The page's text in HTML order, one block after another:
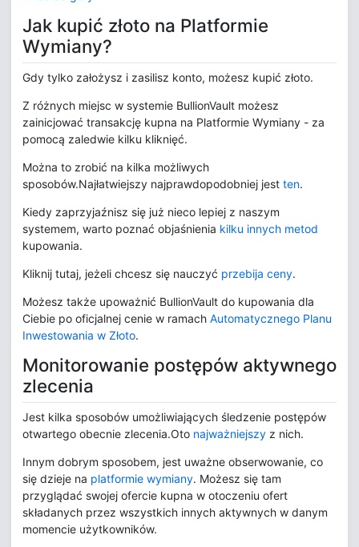
Jak kupić złoto na Platformie
Wymiany?
Gdy tylko założysz i zasilisz konto, możesz kupić złoto.
Z różnych miejsc w systemie BullionVault możesz
zainicjować transakcję kupna na Platformie Wymiany - za
pomocą zaledwie kilku kliknięć.
Można to zrobić na kilka możliwych
sposobów.Najłatwiejszy najprawdopodobniej jest ten.
Kiedy zaprzyjaźnisz się już nieco lepiej z naszym
systemem, warto poznać objaśnienia kilku innych metod
kupowania.
Kliknij tutaj, jeżeli chcesz się nauczyć przebija ceny.
Możesz także upoważnić BullionVault do kupowania dla
Ciebie po oficjalnej cenie w ramach Automatycznego Planu
Inwestowania w Złoto.
Monitorowanie postępów aktywnego
zlecenia
Jest kilka sposobów umożliwiających śledzenie postępów
otwartego obecnie zlecenia.Oto najważniejszy z nich.
Innym dobrym sposobem, jest uważne obserwowanie, co
się dzieje na platformie wymiany. Możesz się tam
przyglądać swojej ofercie kupna w otoczeniu ofert
składanych przez wszystkich innych aktywnych w danym
momencie użytkowników.